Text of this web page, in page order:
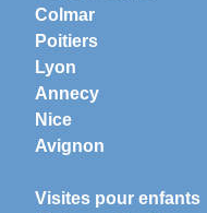
Colmar
Poitiers
Lyon
Annecy
Nice
Avignon
Visites pour enfants